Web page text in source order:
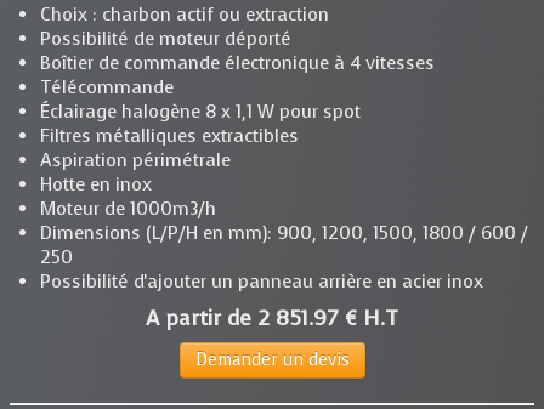
Choix : charbon actif ou extraction
Possibilité de moteur déporté
Boîtier de commande électronique à 4 vitesses
Télécommande
Éclairage halogène 8 x 1,1 W pour spot
Filtres métalliques extractibles
Aspiration périmétrale
Hotte en inox
Moteur de 1000m3/h
Dimensions (L/P/H en mm): 900, 1200, 1500, 1800 / 600 /
250
Possibilité d'ajouter un panneau arrière en acier inox
A partir de 2 851.97 € H.T
Demander un devis